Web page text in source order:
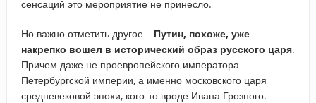
сенсаций это мероприятие не принесло.
Но важно отметить другое – Путин, похоже, уже
накрепко вошел в исторический образ русского царя.
Причем даже не проевропейского императора
Петербургской империи, а именно московского царя
средневековой эпохи, кого-то вроде Ивана Грозного.